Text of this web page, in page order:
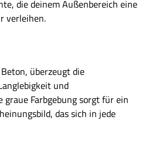
die deinem Außenbereich eine
verleihen.
überzeugt die
und
Farbgebung sorgt für ein
das sich in jede